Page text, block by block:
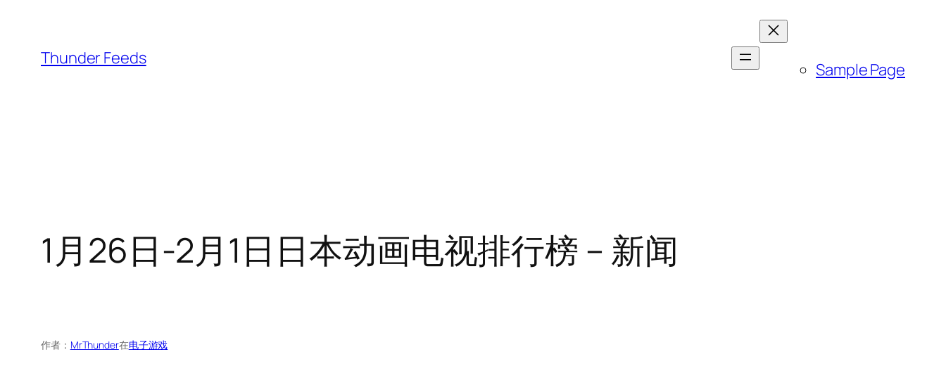
Thunder Feeds
Sample Page
1月26日-2月1日日本动画电视排行榜 – 新闻
作者： MrThunder在电子游戏